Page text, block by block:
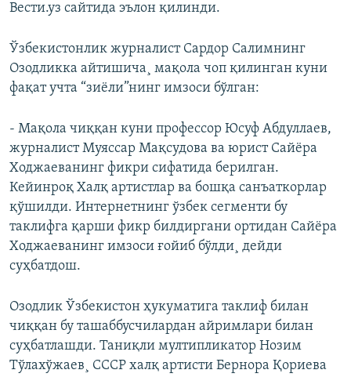
Вести.уз сайтида эълон қилинди.
Ўзбекистонлик журналист Сардор Салимнинг
Озодликка айтишича¸ мақола чоп қилинган куни
фақат учта “зиëли”нинг имзоси бўлган:
- Мақола чиққан куни профессор Юсуф Абдуллаев,
журналист Муяссар Мақсудова ва юрист Сайёра
Ходжаеванинг фикри сифатида берилган.
Кейинроқ Халқ артистлар ва бошқа санъаткорлар
қўшилди. Интернетнинг ўзбек сегменти бу
таклифга қарши фикр билдиргани ортидан Сайёра
Ходжаеванинг имзоси ғойиб бўлди¸ дейди
суҳбатдош.
Озодлик Ўзбекистон ҳукуматига таклиф билан
чиққан бу ташаббусчилардан айримлари билан
суҳбатлашди. Таниқли мултипликатор Нозим
Тўлахўжаев¸ СССР халқ артисти Бернора Қориева